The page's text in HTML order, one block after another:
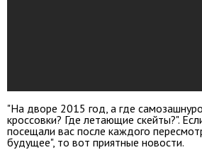
"На дворе 2015 год, а где
кроссовки? Где летающие скейты?".
посещали вас после каждого
будущее", то вот приятные новости.